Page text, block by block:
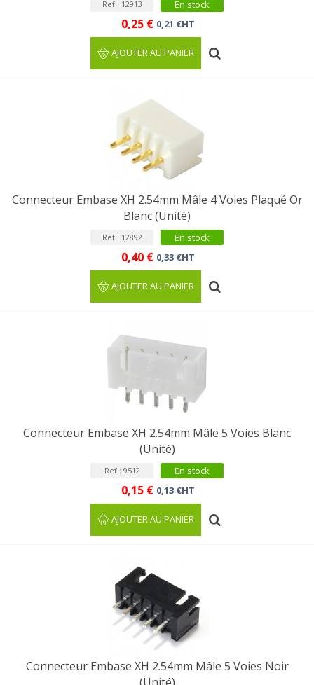
Ref : 12913 En stock
0,25 € 0,21 €HT
AJOUTER AU PANIER
Connecteur Embase XH 2.54mm Mâle 4 Voies Plaqué Or
Blanc (Unité)
Ref : 12892 En stock
0,40 € 0,33 €HT
AJOUTER AU PANIER
Connecteur Embase XH 2.54mm Mâle 5 Voies Blanc
(Unité)
Ref : 9512 En stock
0,15 € 0,13 €HT
AJOUTER AU PANIER
Connecteur Embase XH 2.54mm Mâle 5 Voies Noir